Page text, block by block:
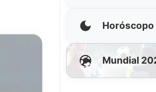
Horóscopo
Mundial